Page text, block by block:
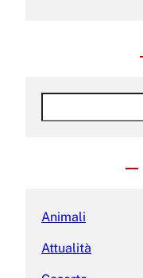
S
Animali
Attualità